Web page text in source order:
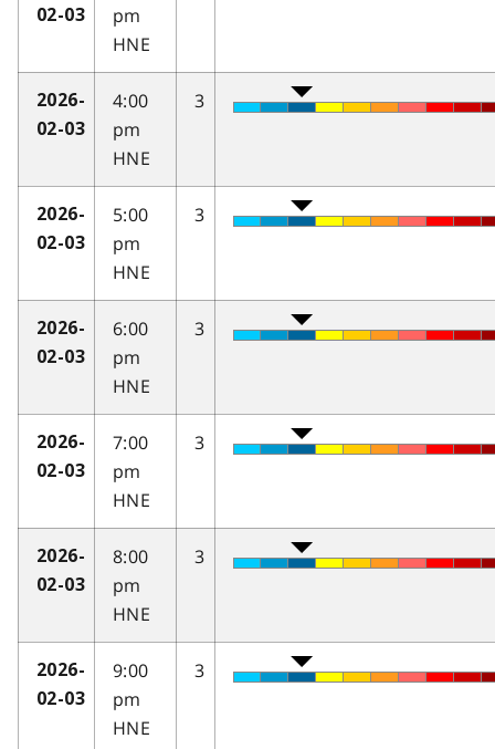
02-03
pm
HNE
2026-
02-03
4:00
pm
HNE
3
2026-
02-03
5:00
pm
HNE
3
2026-
02-03
6:00
pm
HNE
3
2026-
02-03
7:00
pm
HNE
3
2026-
02-03
8:00
pm
HNE
3
2026-
02-03
9:00
pm
HNE
3